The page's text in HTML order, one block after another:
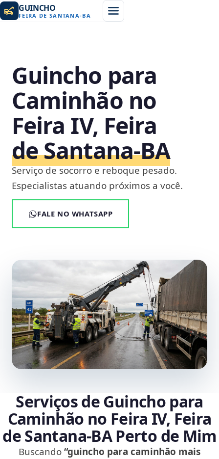
GUINCHO
FEIRA DE SANTANA-BA
Guincho para
Caminhão no
Feira IV, Feira
de Santana‑BA
Serviço de socorro e reboque pesado.
Especialistas atuando próximos a você.
FALE NO WHATSAPP
Serviços de Guincho para
Caminhão no Feira IV, Feira
de Santana‑BA Perto de Mim
Buscando“guincho para caminhão mais